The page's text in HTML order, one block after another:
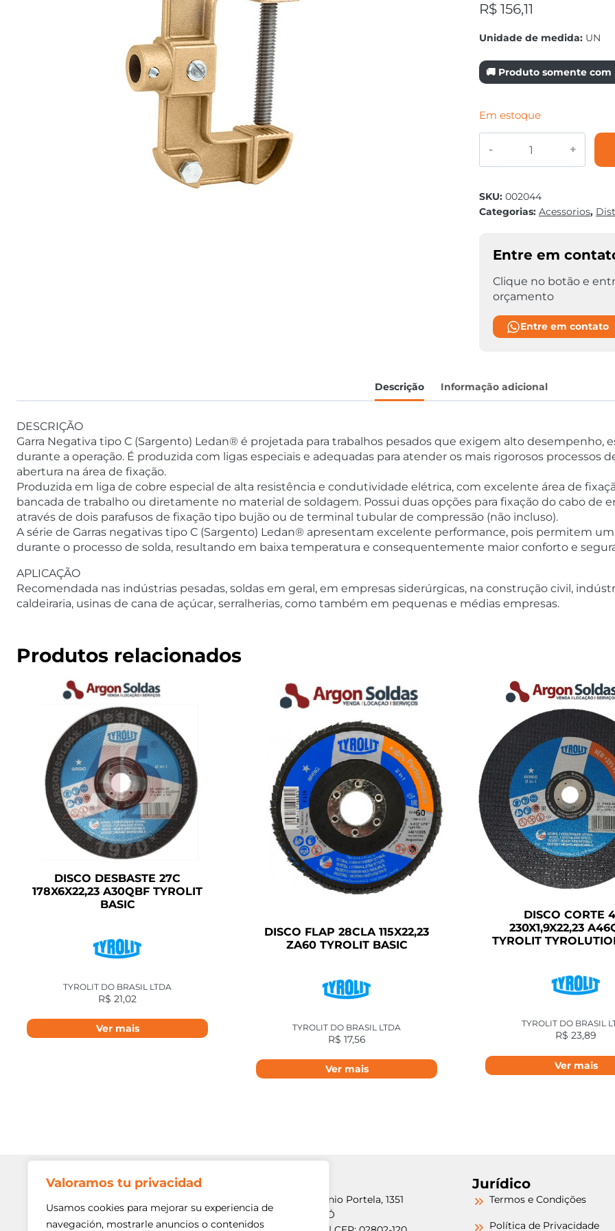
Valoramos tu privacidad
Usamos cookies para mejorar su experiencia de
navegación, mostrarle anuncios o contenidos
R$156,11
Unidade de medida:UN
🚚 Produto somente
Em estoque
TERRA
TIPO
SUPER
600
quantidade
SKU: 002044
Categorias: Acessorios,
Entre em
Clique no botão e
orçamento
Entre em contato
Descrição Informação adicional
DESCRIÇÃO
Garra Negativa tipo C (Sargento) Ledan® é projetada para trabalhos pesados que exigem alto desempenho,
durante a operação. É produzida com ligas especiais e adequadas para atender os mais rigorosos processos
abertura na área de fixação.
Produzida em liga de cobre especial de alta resistência e condutividade elétrica, com excelente área de
bancada de trabalho ou diretamente no material de soldagem. Possui duas opções para fixação do cabo de
através de dois parafusos de fixação tipo bujão ou de terminal tubular de compressão (não incluso).
A série de Garras negativas tipo C (Sargento) Ledan® apresentam excelente performance, pois permitem
durante o processo de solda, resultando em baixa temperatura e consequentemente maior conforto e
APLICAÇÃO
Recomendada nas indústrias pesadas, soldas em geral, em empresas siderúrgicas, na construção civil,
caldeiraria, usinas de cana de açúcar, serralherias, como também em pequenas e médias empresas.
Produtos relacionados
DISCO DESBASTE 27C
178X6X22,23 A30QBF TYROLIT
BASIC
TYROLIT DO BRASIL LTDA
R$ 21,02
Ver mais
DISCO FLAP 28CLA 115X22,23
ZA60 TYROLIT BASIC
TYROLIT DO BRASIL LTDA
R$ 17,56
Ver mais
DISCO CORTE
230X1,9X22,23
TYROLIT
TYROLIT DO BRASIL
R$ 23,89
Ver mais
Av. Min. Petrônio Portela, 1351
Freguesia do Ó
Jurídico
Termos e Condições
Política de Privacidade